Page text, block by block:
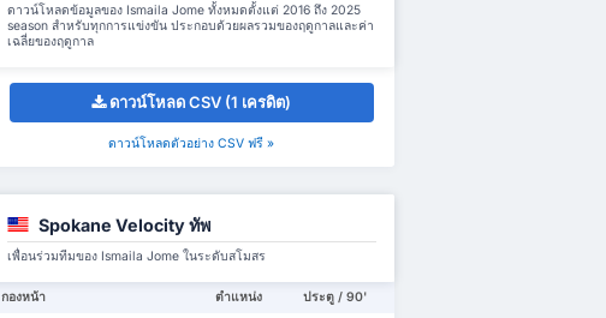
ดาวน์โหลดข้อมูลของ Ismaila Jome ทั้งหมดตั้งแต่ 2016 ถึง 2025
season สำหรับทุกการแข่งขัน ประกอบด้วยผลรวมของฤดูกาลและค่า
เฉลี่ยของฤดูกาล
ดาวน์โหลด CSV (1 เครดิต)
ดาวน์โหลดตัวอย่าง CSV ฟรี »
Spokane Velocity ทัพ
เพื่อนร่วมทีมของ Ismaila Jome ในระดับสโมสร
กองหน้า ตำแหน่ง ประตู / 90'